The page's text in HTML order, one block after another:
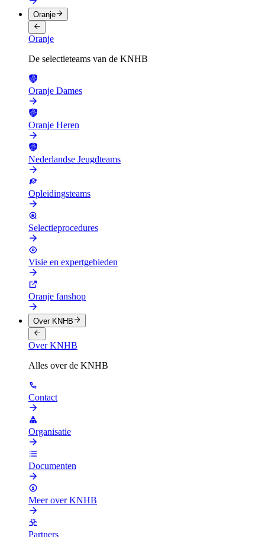
Oranje
Oranje
De selectieteams van de KNHB
Oranje Dames
Oranje Heren
Nederlandse Jeugdteams
Opleidingsteams
Selectieprocedures
Visie en expertgebieden
Oranje fanshop
Over KNHB
Over KNHB
Alles over de KNHB
Contact
Organisatie
Documenten
Meer over KNHB
Partners